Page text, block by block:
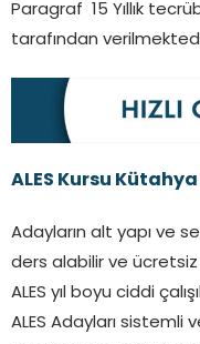
Paragraf 15 Yıllık
tarafından
ALES Kursu
Adayların alt yapı ve
ders alabilir ve ücretsiz
ALES yıl boyu ciddi
ALES Adayları sistemli